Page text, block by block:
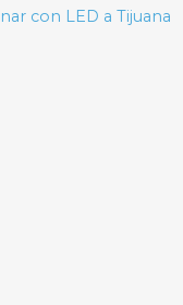
con LED a Tijuana